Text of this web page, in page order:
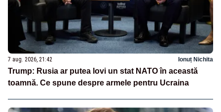
7 aug. 2026, 21:42 Ionuț Nichita
Trump: Rusia ar putea lovi un stat NATO în această
toamnă. Ce spune despre armele pentru Ucraina